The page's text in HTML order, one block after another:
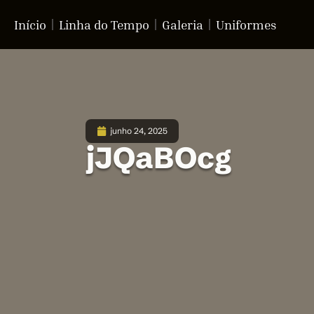
Início Linha do Tempo Galeria Uniformes
junho 24, 2025
jJQaBOcg